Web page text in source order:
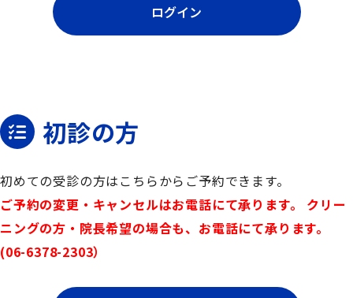
ログイン
初診の方
初めての受診の方はこちらからご予約できます。
ご予約の変更・キャンセルはお電話にて承ります。 クリー
ニングの方・院長希望の場合も、お電話にて承ります。
(06-6378-2303）